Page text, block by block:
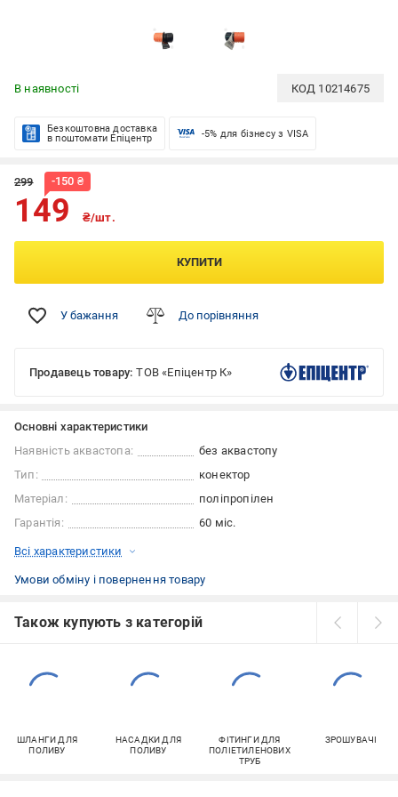
В наявності КОД 10214675
Безкоштовна доставка
в поштомати Епіцентр
-5% для бізнесу з VISA
299 -150 ₴
149 ₴/шт.
КУПИТИ
У бажання До порівняння
Продавець товару: ТОВ «Епіцентр К»
Основні характеристики
Наявність аквастопа:
без аквастопу
Тип:
конектор
Матеріал:
поліпропілен
Гарантія:
60 міс.
Всі характеристики
Умови обміну і повернення товару
Також купують з категорій
ШЛАНГИ ДЛЯ
ПОЛИВУ
НАСАДКИ ДЛЯ
ПОЛИВУ
ФІТИНГИ ДЛЯ
ПОЛІЕТИЛЕНОВИХ
ТРУБ
ЗРОШУВАЧІ